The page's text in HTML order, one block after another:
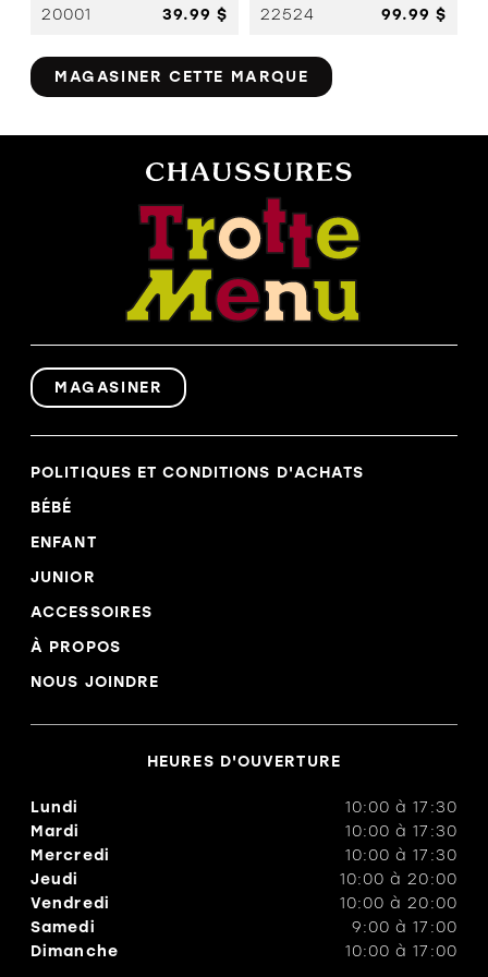
20001 39.99 $ 22524 99.99 $
MAGASINER CETTE MARQUE
MAGASINER
POLITIQUES ET CONDITIONS D'ACHATS
BÉBÉ
ENFANT
JUNIOR
ACCESSOIRES
À PROPOS
NOUS JOINDRE
HEURES D'OUVERTURE
Lundi 10:00 à17:30
Mardi
10:00 à17:30
Mercredi
10:00 à17:30
Jeudi
10:00 à20:00
Vendredi
10:00 à20:00
Samedi
9:00 à17:00
Dimanche
10:00 à17:00